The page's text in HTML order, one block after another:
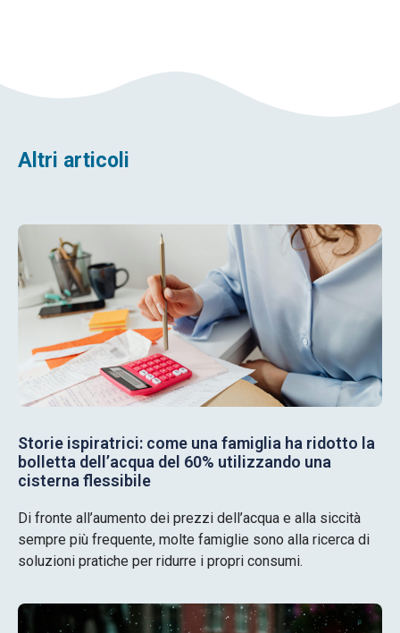
Altri articoli
Storie ispiratrici: come una famiglia ha ridotto la
bolletta dell’acqua del 60% utilizzando una
cisterna flessibile
Di fronte all’aumento dei prezzi dell’acqua e alla siccità
sempre più frequente, molte famiglie sono alla ricerca di
soluzioni pratiche per ridurre i propri consumi.